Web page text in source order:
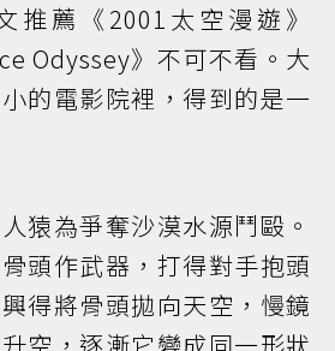
推薦《2001太空漫遊》
Odyssey》不可不看。大
的電影院裡，得到的是一
猿為爭奪沙漠水源鬥毆。
頭作武器，打得對手抱頭
得將骨頭拋向天空，慢鏡